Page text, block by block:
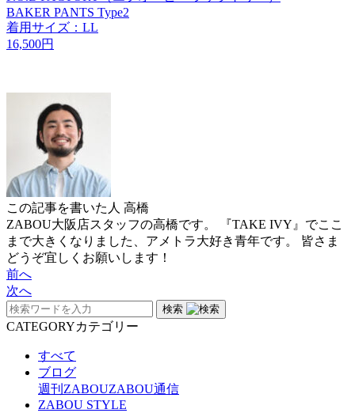
BAKER PANTS Type2
着用サイズ：LL
16,500円
この記事を書いた人 高橋
ZABOU大阪店スタッフの高橋です。 『TAKE IVY』でここ
まで大きくなりました、アメトラ大好き青年です。 皆さま
どうぞ宜しくお願いします！
前へ
次へ
検索
CATEGORYカテゴリー
すべて
ブログ
週刊ZABOUZABOU通信
ZABOU STYLE